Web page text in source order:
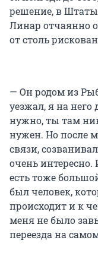
решение, в Штаты
Линар отчаянно
от столь
— Он родом из
уезжал, я на него
нужно, ты там
нужен. Но после
связи,
очень интересно.
есть тоже
был человек,
происходит и к
меня не было
переезда на